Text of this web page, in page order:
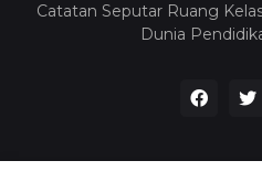
Catatan Seputar Ruang
Dunia